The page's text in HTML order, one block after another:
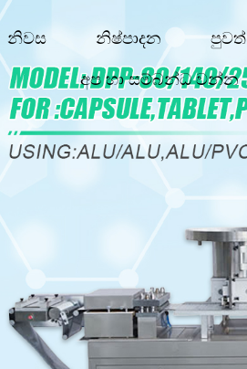
නිවස නිෂ්පාදන පුවත්
අප හා සම්බන්ධ වන්න